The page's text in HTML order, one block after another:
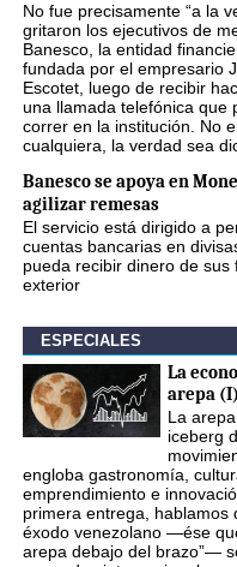
No fue precisamente “a la
gritaron los ejecutivos de
Banesco, la entidad
fundada por el empresario
Escotet, luego de recibir
una llamada telefónica que
correr en la institución. No
cualquiera, la verdad sea
Banesco se apoya en
agilizar remesas
El servicio está dirigido a
cuentas bancarias en
pueda recibir dinero de sus
exterior
ESPECIALES
La
arepa (I)
La
iceberg
engloba gastronomía,
emprendimiento e
primera entrega, hablamos
éxodo venezolano —ése
arepa debajo del brazo”—